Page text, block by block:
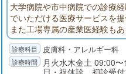
大学病院や市中病院での診療
でいただける医療サービスを
また工場専属の産業医経験も
ラブルにもできる限りお力に
のような皮膚に関わる症状で
ので、お気軽にご相談くださ
皮膚科・アレルギー科
月火水木金土 09:00
日・祝休診 初診受